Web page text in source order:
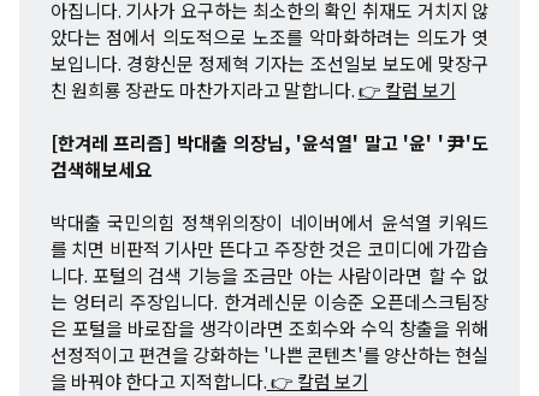
아집니다. 기사가 요구하는 최소한의 확인 취재도 거치지 않
았다는 점에서 의도적으로 노조를 악마화하려는 의도가 엿
보입니다. 경향신문 정제혁 기자는 조선일보 보도에 맞장구
친 원희룡 장관도 마찬가지라고 말합니다.👉 칼럼 보기
[한겨레 프리즘] 박대출 의장님, '윤석열' 말고 '윤' '尹'도
검색해보세요
박대출 국민의힘 정책위의장이 네이버에서 윤석열 키워드
를 치면 비판적 기사만 뜬다고 주장한 것은 코미디에 가깝습
니다. 포털의 검색 기능을 조금만 아는 사람이라면 할 수 없
는 엉터리 주장입니다. 한겨레신문 이승준 오픈데스크팀장
은 포털을 바로잡을 생각이라면 조회수와 수익 창출을 위해
선정적이고 편견을 강화하는 '나쁜 콘텐츠'를 양산하는 현실
을 바꿔야 한다고 지적합니다.👉 칼럼 보기